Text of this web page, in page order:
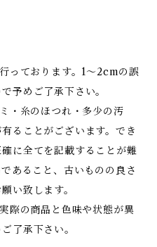
っております。1～2cmの誤
予めご了承下さい。
・糸のほつれ・多少の汚
ることがございます。でき
に全てを記載することが難
あること、古いものの良さ
い致します。
際の商品と色味や状態が異
了承下さい。